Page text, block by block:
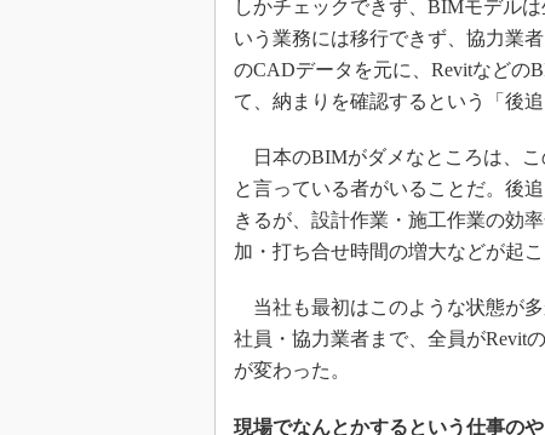
しかチェックできず、BIMモデル
いう業務には移行できず、協力業
のCADデータを元に、Revitなどの
て、納まりを確認するという「後
日本のBIMがダメなところは、こ
と言っている者がいることだ。後
きるが、設計作業・施工作業の効
加・打ち合せ時間の増大などが起
当社も最初はこのような状態が
社員・協力業者まで、全員がRevit
が変わった。
現場でなんとかするという仕事の